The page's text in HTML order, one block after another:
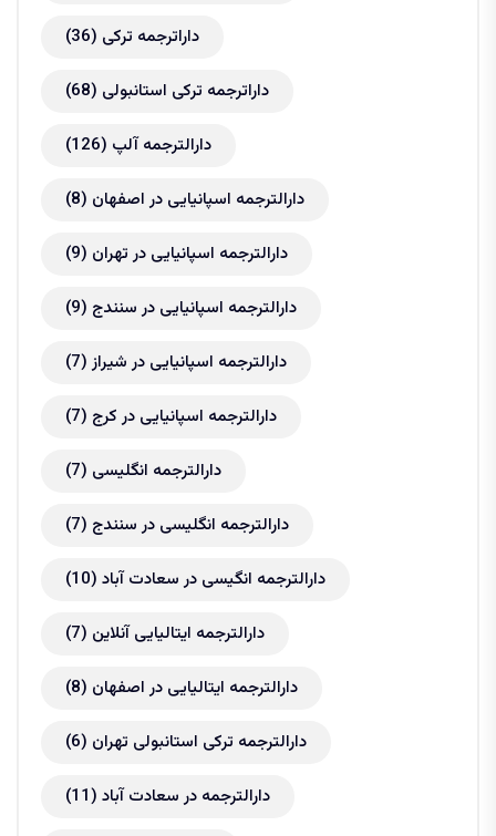
داراترجمه ترکی (36)
داراترجمه ترکی استانبولی (68)
دارالترجمه آلپ (126)
دارالترجمه اسپانیایی در اصفهان (8)
دارالترجمه اسپانیایی در تهران (9)
دارالترجمه اسپانیایی در سنندج (9)
دارالترجمه اسپانیایی در شیراز(7)
دارالترجمه اسپانیایی در کرج (7)
دارالترجمه انگلیسی (7)
دارالترجمه انگلیسی در سنندج (7)
دارالترجمه انگیسی در سعادت آباد (10)
دارالترجمه ایتالیایی آنلاین (7)
دارالترجمه ایتالیایی در اصفهان (8)
دارالترجمه ترکی استانبولی تهران (6)
دارالترجمه در سعادت آباد (11)